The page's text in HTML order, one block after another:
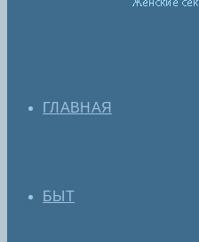
ГЛАВНАЯ
БЫТ